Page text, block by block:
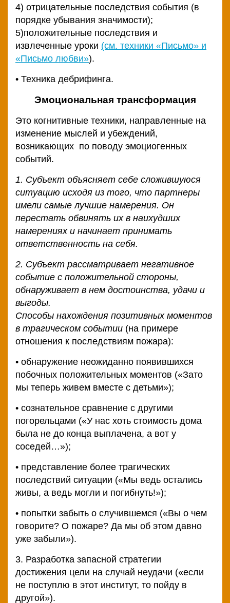
4) отрицательные последствия события (в
порядке убывания значимости);
5)положительные последствия и
извлеченные уроки (см. техники «Письмо» и
«Письмо любви»).
• Техника дебрифинга.
Эмоциональная трансформация
Это когнитивные техники, направленные на
изменение мыслей и убеждений,
возникающих по поводу эмоциогенных
событий.
1. Субъект объясняет себе сложившуюся
ситуацию исходя из того, что партнеры
имели самые лучшие намерения. Он
перестать обвинять их в наихудших
намерениях и начинает принимать
ответственность на себя.
2. Субъект рассматривает негативное
событие с положительной стороны,
обнаруживает в нем достоинства, удачи и
выгоды.
Способы нахождения позитивных моментов
в трагическом событии (на примере
отношения к последствиям пожара):
• обнаружение неожиданно появившихся
побочных положительных моментов («Зато
мы теперь живем вместе с детьми»);
• сознательное сравнение с другими
погорельцами («У нас хоть стоимость дома
была не до конца выплачена, а вот у
соседей…»);
• представление более трагических
последствий ситуации («Мы ведь остались
живы, а ведь могли и погибнуть!»);
• попытки забыть о случившемся («Вы о чем
говорите? О пожаре? Да мы об этом давно
уже забыли»).
3. Разработка запасной стратегии
достижения цели на случай неудачи («если
не поступлю в этот институт, то пойду в
другой»).